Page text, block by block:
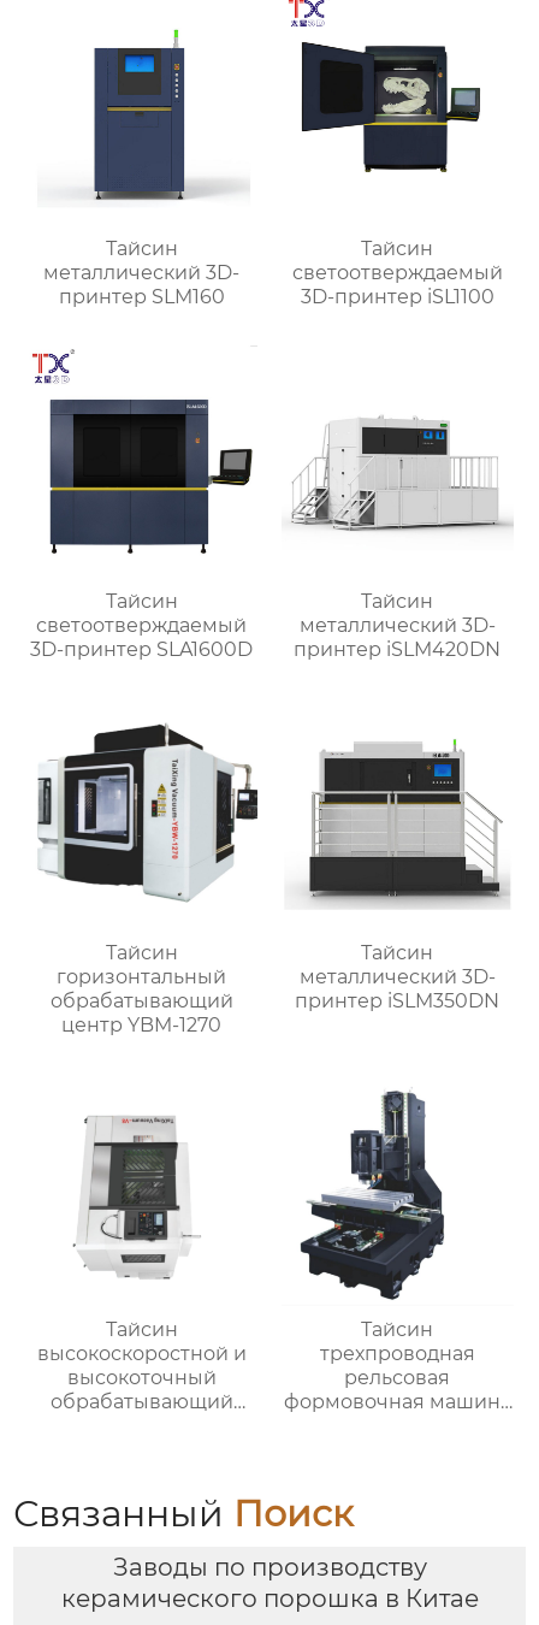
Тайсин
металлический 3D-
принтер SLM160
Тайсин
светоотверждаемый
3D-принтер iSL1100
Тайсин
светоотверждаемый
3D-принтер SLA1600D
Тайсин
металлический 3D-
принтер iSLM420DN
Тайсин
горизонтальный
обрабатывающий
центр YBM-1270
Тайсин
металлический 3D-
принтер iSLM350DN
Тайсин
высокоскоростной и
высокоточный
обрабатывающий
Тайсин
трехпроводная
рельсовая
формовочная машина
Связанный Поиск
Заводы по производству
керамического порошка в Китае